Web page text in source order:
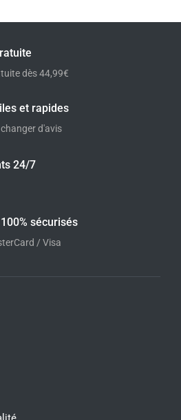
dès 44,99€
et rapides
d'avis
24/7
sécurisés
/ Visa